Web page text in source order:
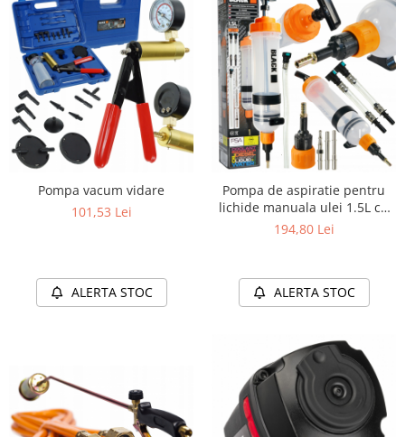
Pompa vacum vidare
101,53 Lei
ALERTA STOC
Pompa de aspiratie pentru
lichide manuala ulei 1.5L cu
adaptoare si cuple rapide
194,80 Lei
ALERTA STOC